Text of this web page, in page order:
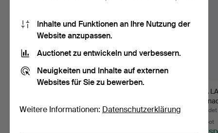
UNTERSETZE…
Beendet 14. Jun 2026
Gus…
Beendet 13. Mai 2026
LISA
1 Gebot
Inhalte und Funktionen an Ihre Nutzung der
Website anzupassen.
Auctionet zu entwickeln und verbessern.
Neuigkeiten und Inhalte auf externen
Websites für Sie zu bewerben.
Weitere Informationen: Datenschutzerklärung